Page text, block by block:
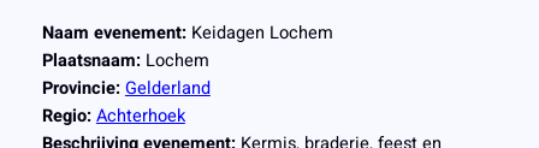
Naam evenement: Keidagen Lochem
Plaatsnaam: Lochem
Provincie: Gelderland
Regio: Achterhoek